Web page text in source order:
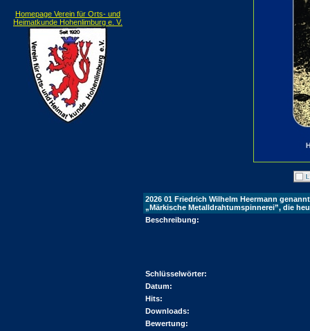
Homepage Verein für Orts- und
Heimatkunde Hohenlimburg e. V.
2026 01 Friedrich Wilhelm Heermann
„Märkische Metalldrahtumspinnerei”, die
Beschreibung:
Schlüsselwörter:
Datum:
Hits:
Downloads:
Bewertung: